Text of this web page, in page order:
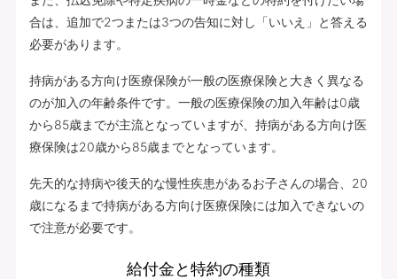
合は、追加で2つまたは3つの告知に対し「いいえ」と答える
必要があります。
持病がある方向け医療保険が一般の医療保険と大きく異なる
のが加入の年齢条件です。一般の医療保険の加入年齢は0歳
から85歳までが主流となっていますが、持病がある方向け医
療保険は20歳から85歳までとなっています。
先天的な持病や後天的な慢性疾患があるお子さんの場合、20
歳になるまで持病がある方向け医療保険には加入できないの
で注意が必要です。
給付金と特約の種類